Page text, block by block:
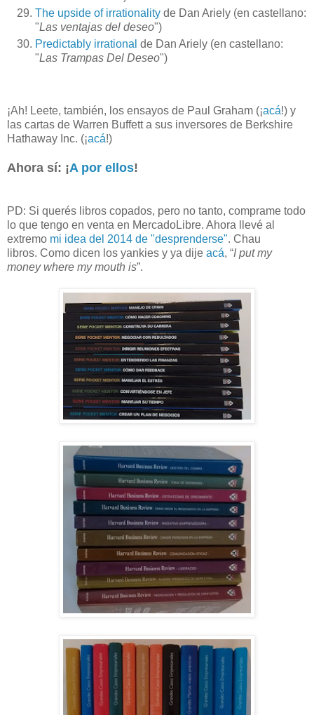
The upside of irrationality de Dan Ariely (en castellano:
"Las ventajas del deseo")
Predictably irrational de Dan Ariely (en castellano:
"Las Trampas Del Deseo")
¡Ah! Leete, también, los ensayos de Paul Graham (¡acá!) y
las cartas de Warren Buffett a sus inversores de Berkshire
Hathaway Inc. (¡acá!)
Ahora sí: ¡A por ellos!
PD: Si querés libros copados, pero no tanto, comprame todo
lo que tengo en venta en MercadoLibre. Ahora llevé al
extremo mi idea del 2014 de "desprenderse". Chau
libros. Como dicen los yankies y ya dije acá, “I put my
money where my mouth is”.